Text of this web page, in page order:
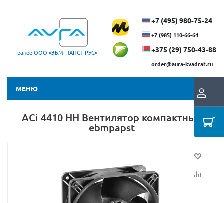
ранее ООО «ЭБМ‑ПАПСТ РУС»
+7 (495) 980-75-24
+7 (985) 110-66-64
+375 (29) ​750-43-88
order@aura-kvadrat.ru
МЕНЮ
ACi 4410 HH Вентилятор компактный
ebmpapst